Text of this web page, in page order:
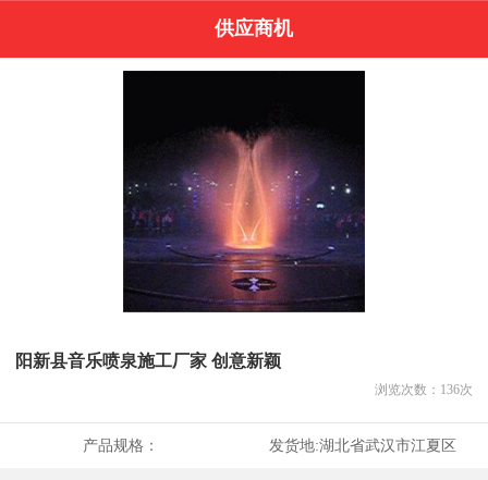
供应商机
阳新县音乐喷泉施工厂家 创意新颖
浏览次数： 136次
产品规格： 发货地:湖北省武汉市江夏区